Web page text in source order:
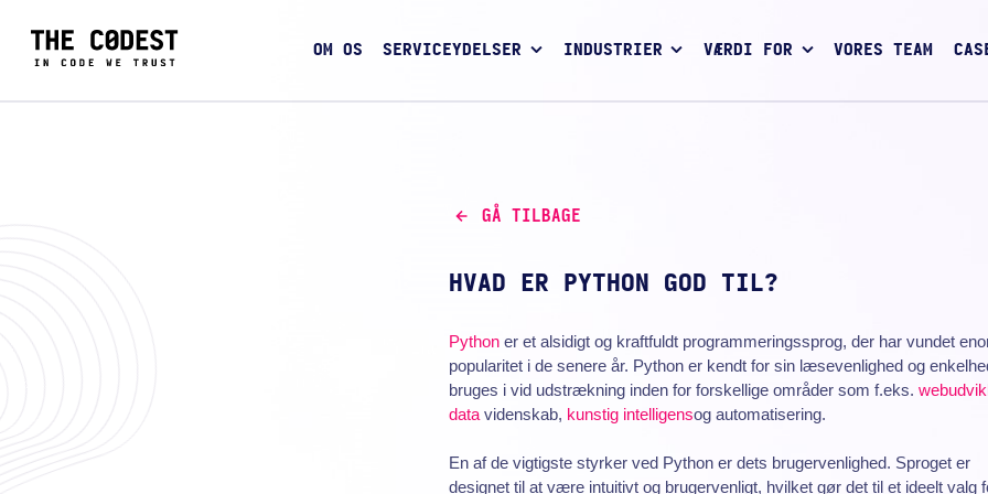
OM OS SERVICEYDELSER INDUSTRIER VÆRDI FOR VORES TEAM
GÅ TILBAGE
HVAD ER PYTHON GOD TIL?
Pythoner et alsidigt og kraftfuldt programmeringssprog, der har vundet
popularitet i de senere år. Python er kendt for sin læsevenlighed og
bruges i vid udstrækning inden for forskellige områder som f.eks.
datavidenskab, kunstig intelligensog automatisering.
En af de vigtigste styrker ved Python er dets brugervenlighed. Sproget er
designet til at være intuitivt og brugervenligt, hvilket gør det til et ideelt valg